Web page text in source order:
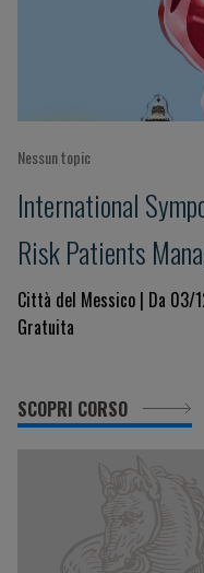
Nessun topic
International
Risk Patients
Città del Messico | Da
Gratuita
SCOPRI CORSO